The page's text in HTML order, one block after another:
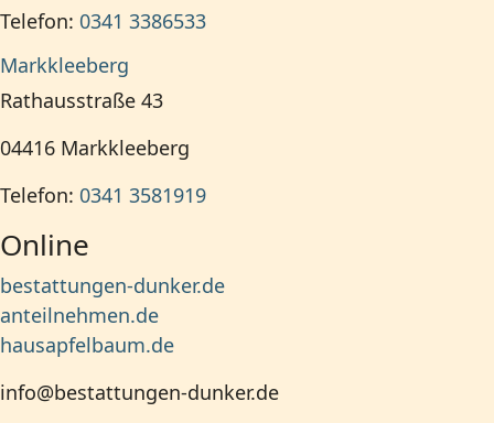
Telefon: 0341 3386533
Markkleeberg
Rathausstraße 43
04416 Markkleeberg
Telefon: 0341 3581919
Online
bestattungen-dunker.de
anteilnehmen.de
hausapfelbaum.de
info@bestattungen-dunker.de